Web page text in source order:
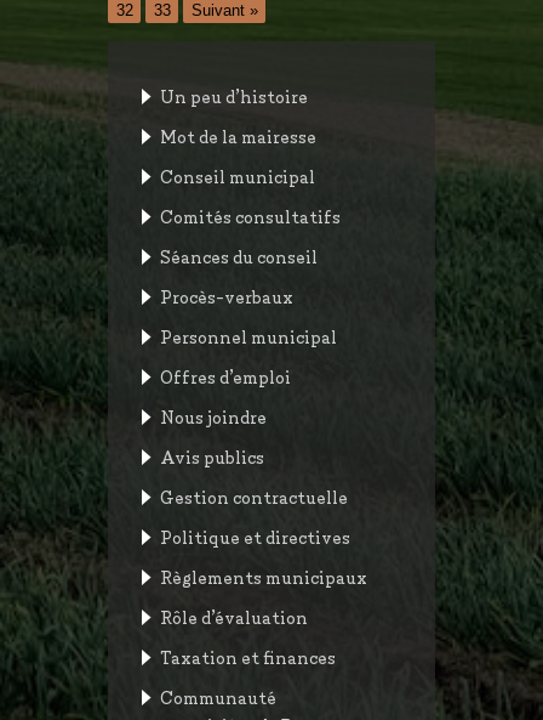
32
33 Suivant »
Un peu d’histoire
Mot de la mairesse
Conseil municipal
Comités consultatifs
Séances du conseil
Procès-verbaux
Personnel municipal
Offres d’emploi
Nous joindre
Avis publics
Gestion contractuelle
Politique et directives
Règlements municipaux
Rôle d’évaluation
Taxation et finances
Communauté